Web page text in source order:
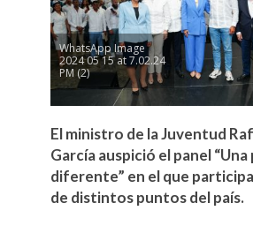
WhatsApp Image
2024 05 15 at 7.02.24
PM (2)
El ministro de la Juventud
García auspició el panel
diferente” en el que
de distintos puntos del país.